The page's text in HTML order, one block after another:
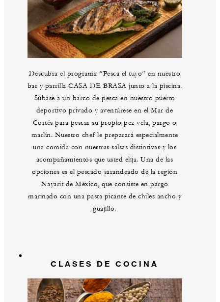
Descubra el programa “Pesca el tuyo” en nuestro
bar y parrilla CASA DE BRASA junto a la piscina.
Súbase a un barco de pesca en nuestro puerto
deportivo privado y aventúrese en el Mar de
Cortés para pescar su propio pez vela, pargo o
marlín. Nuestro chef le preparará especialmente
una comida con nuestras salsas distintivas y los
acompañamientos que usted elija. Una de las
opciones es el pescado sarandeado de la región
Nayarit de México, que consiste en pargo
marinado con una pasta picante de chiles ancho y
guajillo.
CLASES DE COCINA